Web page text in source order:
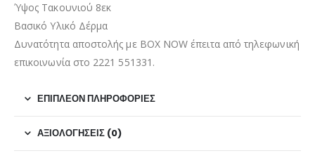
Ύψος Τακουνιού 8εκ
Βασικό Υλικό Δέρμα
Δυνατότητα αποστολής με BOX NOW έπειτα από τηλεφωνική
επικοινωνία στο 2221 551331.
ΕΠΙΠΛΈΟΝ ΠΛΗΡΟΦΟΡΊΕΣ
ΑΞΙΟΛΟΓΉΣΕΙΣ (0)